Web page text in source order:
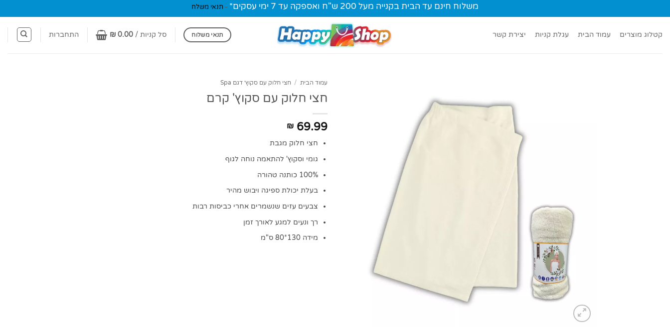
to
משלוח חינם עד הבית בקנייה מעל 200 ש"ח ואספקה עד 7 ימי עסקים* - תנאי משלח
קטלוג מוצרים עמוד הבית עגלת קניות יצירת קשר תנאי משלוח סל קניות / ₪ 0.00 התחברות
עמוד הבית / חצי חלוק עם סקוץ׳ דגם Spa
חצי חלוק עם סקוץ' קרם
₪ 69.99
חצי חלוק מגבת
גומי וסקוץ' להתאמה נוחה לגוף
100% כותנה טהורה
בעלת יכולת ספיגה ויבוש מהיר
צבעים עזים שנשמרים אחרי כביסות רבות
רך ונעים למגע לאורך זמן
מידה 130*80 ס"מ